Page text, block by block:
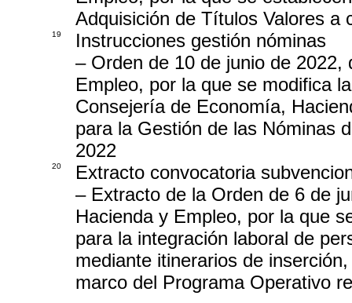
Adquisición de Títulos Valores a
19
Instrucciones gestión nóminas
– Orden de 10 de junio de
Empleo, por la que se modifica
Consejería de Economía,
para la Gestión de las Nóminas
2022
20
Extracto convocatoria
– Extracto de la Orden de 6 de
Hacienda y Empleo, por la que
para la integración laboral de
mediante itinerarios de
marco del Programa Operativo